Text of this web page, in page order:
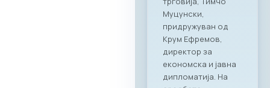
и технологии
МАСИТ, во
соработка со
грчката
асоцијација на ИКТ
компании SETPE, го
најавуваат